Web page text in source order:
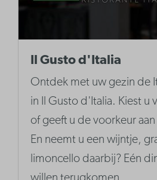
Il Gusto d'Italia
Ontdek met uw gezin de
in Il Gusto d'Italia. Kiest u
of geeft u de voorkeur
En neemt u een wijntje,
limoncello daarbij? Eén